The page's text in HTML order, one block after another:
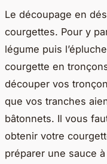
Le découpage en
courgettes. Pour y
légume puis
courgette en
découper vos
que vos tranches
bâtonnets. Il vous
obtenir votre
préparer une sauce